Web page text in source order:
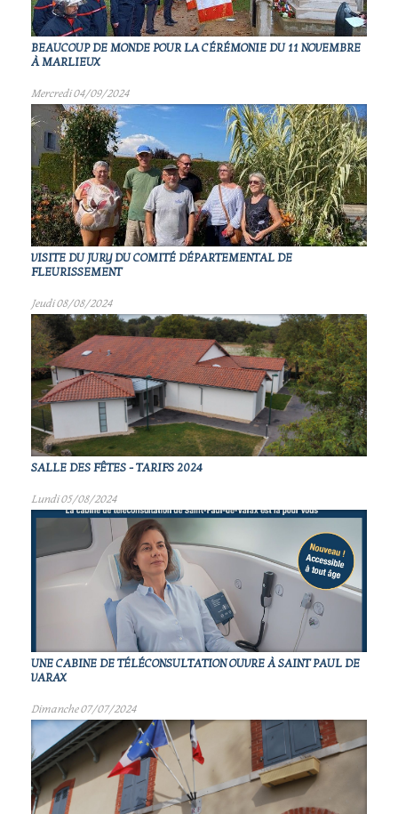
BEAUCOUP DE MONDE POUR LA CÉRÉMONIE DU 11 NOVEMBRE
À MARLIEUX
Mercredi 04/09/2024
VISITE DU JURY DU COMITÉ DÉPARTEMENTAL DE
FLEURISSEMENT
Jeudi 08/08/2024
SALLE DES FÊTES - TARIFS 2024
Lundi 05/08/2024
UNE CABINE DE TÉLÉCONSULTATION OUVRE À SAINT PAUL DE
VARAX
Dimanche 07/07/2024